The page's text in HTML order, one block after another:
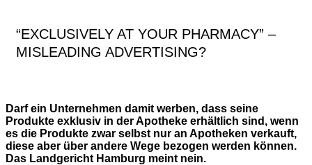
“EXCLUSIVELY AT YOUR PHARMACY” –
MISLEADING ADVERTISING?
Darf ein Unternehmen damit werben, dass seine
Produkte exklusiv in der Apotheke erhältlich sind, wenn
es die Produkte zwar selbst nur an Apotheken verkauft,
diese aber über andere Wege bezogen werden können.
Das Landgericht Hamburg meint nein.